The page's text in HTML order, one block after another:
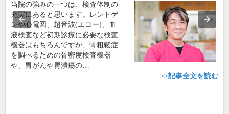
当院の強みの一つは、検査体制の
充実にあると思います。レントゲ
ンや心電図、超音波(エコー)、血
液検査など初期診療に必要な検査
機器はもちろんですが、骨粗鬆症
を調べるための骨密度検査機器
や、胃がんや胃潰瘍の…
>>記事全文を読む